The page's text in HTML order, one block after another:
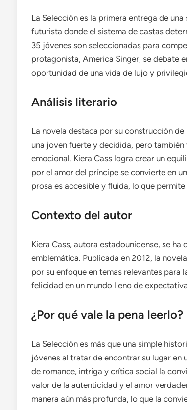
La Selección es la primera entrega de
futurista donde el sistema de castas
35 jóvenes son seleccionadas para
protagonista, America Singer, se debate
oportunidad de una vida de lujo y
Análisis literario
La novela destaca por su construcción
una joven fuerte y decidida, pero
emocional. Kiera Cass logra crear un
por el amor del príncipe se convierte en
prosa es accesible y fluida, lo que
Contexto del autor
Kiera Cass, autora estadounidense, se
emblemática. Publicada en 2012, la
por su enfoque en temas relevantes para
felicidad en un mundo lleno de
¿Por qué vale la pena leerlo?
La Selección es más que una simple
jóvenes al tratar de encontrar su lugar en
de romance, intriga y crítica social la
valor de la autenticidad y el amor
manera aún más profunda, lo que la